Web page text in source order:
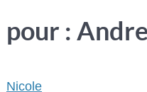
pour :
Nicole